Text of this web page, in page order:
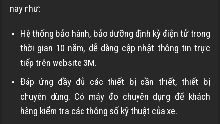
nay như:
Hệ thống bảo hành, bảo dưỡng định kỳ điện tử trong
thời gian 10 năm, dễ dàng cập nhật thông tin trực
tiếp trên website 3M.
Đáp ứng đầy đủ các thiết bị cần thiết, thiết bị
chuyên dùng. Có máy đo chuyên dụng để khách
hàng kiểm tra các thông số kỹ thuật của xe.